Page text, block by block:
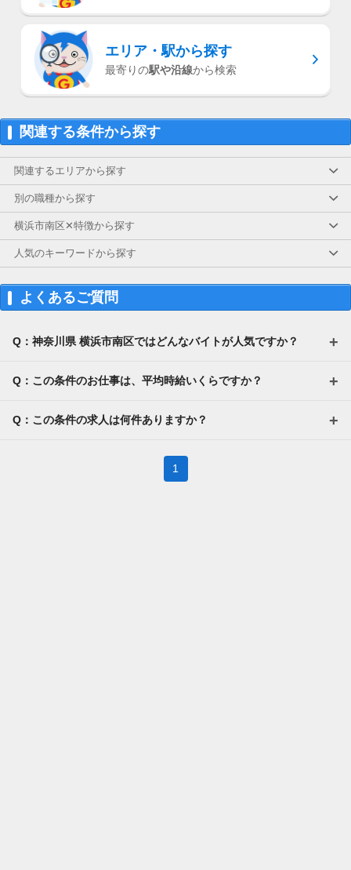
エリア・駅から探す
最寄りの駅や沿線から検索
関連する条件から探す
関連するエリアから探す
別の職種から探す
横浜市南区✕特徴から探す
人気のキーワードから探す
よくあるご質問
Q：神奈川県 横浜市南区ではどんなバイトが人気ですか？
Q：この条件のお仕事は、平均時給いくらですか？
Q：この条件の求人は何件ありますか？
1